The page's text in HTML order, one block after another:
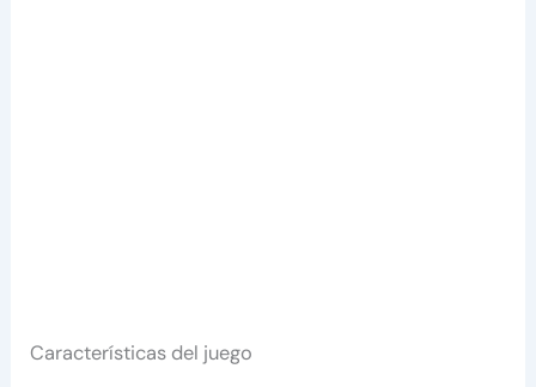
Características del juego